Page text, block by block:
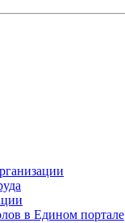
в Едином портале